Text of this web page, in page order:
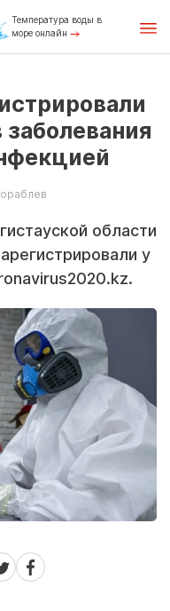
Температура воды в
море онлайн
области
у